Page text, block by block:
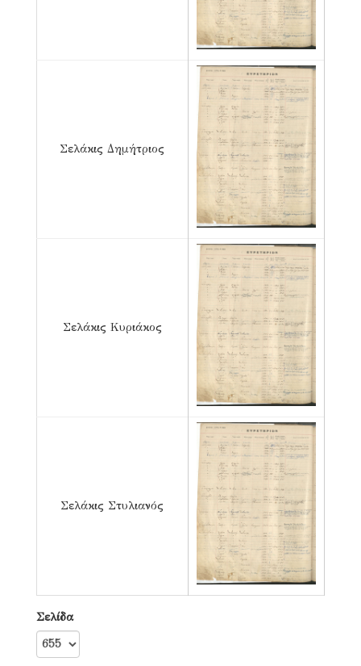
Σελάκις Δημήτριος
Σελάκις Κυριάκος
Σελάκις Στυλιανός
Σελίδα